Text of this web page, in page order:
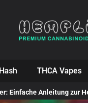
THCA Vapes
Einfache Anleitung zur